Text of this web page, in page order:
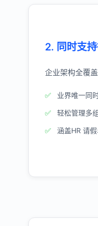
2. 同时支
企业架构全覆
业界唯一同
轻松管理多
涵盖HR 请